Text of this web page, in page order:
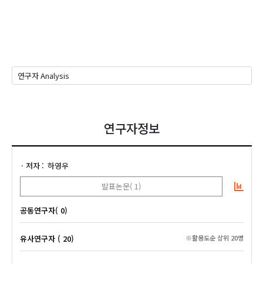
연구자정보
저자
하영우
발표논문( 1)
공동연구자( 0)
유사연구자 ( 20) ※활용도순 상위 20명